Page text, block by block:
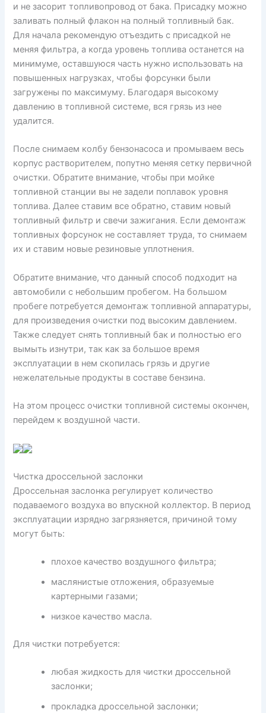
и не засорит топливопровод от бака. Присадку можно
заливать полный флакон на полный топливный бак.
Для начала рекомендую отъездить с присадкой не
меняя фильтра, а когда уровень топлива останется на
минимуме, оставшуюся часть нужно использовать на
повышенных нагрузках, чтобы форсунки были
загружены по максимуму. Благодаря высокому
давлению в топливной системе, вся грязь из нее
удалится.
После снимаем колбу бензонасоса и промываем весь
корпус растворителем, попутно меняя сетку первичной
очистки. Обратите внимание, чтобы при мойке
топливной станции вы не задели поплавок уровня
топлива. Далее ставим все обратно, ставим новый
топливный фильтр и свечи зажигания. Если демонтаж
топливных форсунок не составляет труда, то снимаем
их и ставим новые резиновые уплотнения.
Обратите внимание, что данный способ подходит на
автомобили с небольшим пробегом. На большом
пробеге потребуется демонтаж топливной аппаратуры,
для произведения очистки под высоким давлением.
Также следует снять топливный бак и полностью его
вымыть изнутри, так как за большое время
эксплуатации в нем скопилась грязь и другие
нежелательные продукты в составе бензина.
На этом процесс очистки топливной системы окончен,
перейдем к воздушной части.
Чистка дроссельной заслонки
Дроссельная заслонка регулирует количество
подаваемого воздуха во впускной коллектор. В период
эксплуатации изрядно загрязняется, причиной тому
могут быть:
плохое качество воздушного фильтра;
маслянистые отложения, образуемые
картерными газами;
низкое качество масла.
Для чистки потребуется:
любая жидкость для чистки дроссельной
заслонки;
прокладка дроссельной заслонки;